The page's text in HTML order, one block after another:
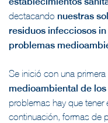
destacando nuestras
residuos infecciosos
problemas
Se inició con una primera
medioambiental de
problemas hay que tener
continuación, formas de